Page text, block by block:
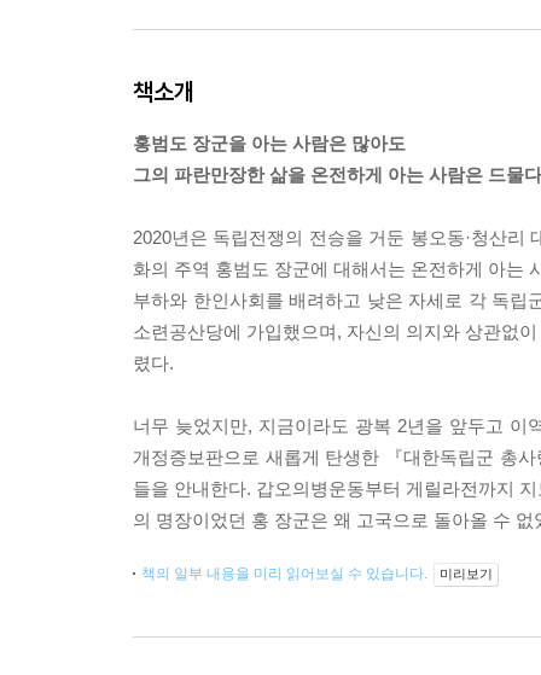
책소개
홍범도 장군을 아는 사람은 많아도
그의 파란만장한 삶을 온전하게 아는 사람은 드물
2020년은 독립전쟁의 전승을 거둔 봉오동·청산
화의 주역 홍범도 장군에 대해서는 온전하게 아는
부하와 한인사회를 배려하고 낮은 자세로 각 독
소련공산당에 가입했으며, 자신의 의지와 상관없
렸다.
너무 늦었지만, 지금이라도 광복 2년을 앞두고
개정증보판으로 새롭게 탄생한 『대한독립군 총
들을 안내한다. 갑오의병운동부터 게릴라전까지
의 명장이었던 홍 장군은 왜 고국으로 돌아올 수
책의 일부 내용을 미리 읽어보실 수 있습니다. 미리보기